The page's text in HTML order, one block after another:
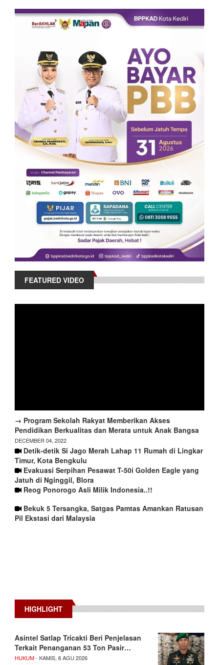
FEATURED VIDEO
→ Program Sekolah Rakyat Memberikan Akses
Pendidikan Berkualitas dan Merata untuk Anak Bangsa
DECEMBER 04, 2022
Detik-detik Si Jago Merah Lahap 11 Rumah di Lingkar
Timur, Kota Bengkulu
Evakuasi Serpihan Pesawat T-50i Golden Eagle yang
Jatuh di Nginggil, Blora
Reog Ponorogo Asli Milik Indonesia..!!
Bekuk 5 Tersangka, Satgas Pamtas Amankan Ratusan
Pil Ekstasi dari Malaysia
HIGHLIGHT
Asintel Satlap Tricakti Beri Penjelasan
Terkait Penanganan 53 Ton Pasir…
HUKUM- KAMIS, 6 AGU 2026